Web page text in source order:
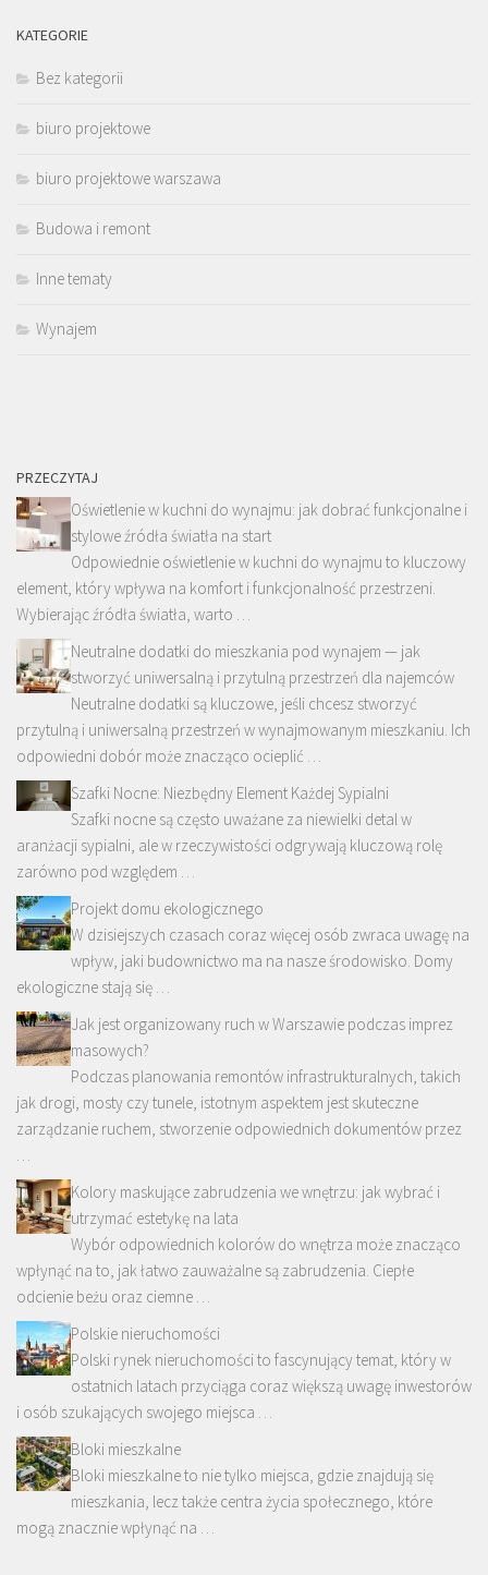
KATEGORIE
Bez kategorii
biuro projektowe
biuro projektowe warszawa
Budowa i remont
Inne tematy
Wynajem
PRZECZYTAJ
Oświetlenie w kuchni do wynajmu: jak dobrać funkcjonalne i
stylowe źródła światła na start
Odpowiednie oświetlenie w kuchni do wynajmu to kluczowy
element, który wpływa na komfort i funkcjonalność przestrzeni.
Wybierając źródła światła, warto …
Neutralne dodatki do mieszkania pod wynajem — jak
stworzyć uniwersalną i przytulną przestrzeń dla najemców
Neutralne dodatki są kluczowe, jeśli chcesz stworzyć
przytulną i uniwersalną przestrzeń w wynajmowanym mieszkaniu. Ich
odpowiedni dobór może znacząco ocieplić …
Szafki Nocne: Niezbędny Element Każdej Sypialni
Szafki nocne są często uważane za niewielki detal w
aranżacji sypialni, ale w rzeczywistości odgrywają kluczową rolę
zarówno pod względem …
Projekt domu ekologicznego
W dzisiejszych czasach coraz więcej osób zwraca uwagę na
wpływ, jaki budownictwo ma na nasze środowisko. Domy
ekologiczne stają się …
Jak jest organizowany ruch w Warszawie podczas imprez
masowych?
Podczas planowania remontów infrastrukturalnych, takich
jak drogi, mosty czy tunele, istotnym aspektem jest skuteczne
zarządzanie ruchem, stworzenie odpowiednich dokumentów przez
Kolory maskujące zabrudzenia we wnętrzu: jak wybrać i
utrzymać estetykę na lata
Wybór odpowiednich kolorów do wnętrza może znacząco
wpłynąć na to, jak łatwo zauważalne są zabrudzenia. Ciepłe
odcienie beżu oraz ciemne …
Polskie nieruchomości
Polski rynek nieruchomości to fascynujący temat, który w
ostatnich latach przyciąga coraz większą uwagę inwestorów
i osób szukających swojego miejsca …
Bloki mieszkalne
Bloki mieszkalne to nie tylko miejsca, gdzie znajdują się
mieszkania, lecz także centra życia społecznego, które
mogą znacznie wpłynąć na …